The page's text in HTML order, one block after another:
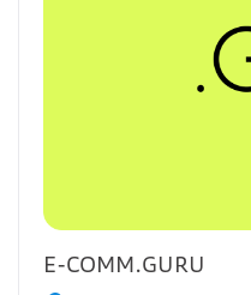
E-COMM.GURU